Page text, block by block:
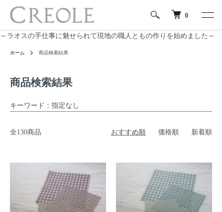
～ラオスの手仕事に魅せられて現地の職人ともの作りを始めました～
0
ホーム 商品検索結果
商品検索結果
キーワード：指定なし
全130商品 おすすめ順 価格順 新着順